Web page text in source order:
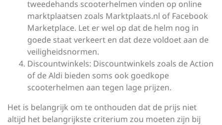
tweedehands scooterhelmen vinden op online
marktplaatsen zoals Marktplaats.nl of Facebook
Marketplace. Let er wel op dat de helm nog in
goede staat verkeert en dat deze voldoet aan de
veiligheidsnormen.
Discountwinkels: Discountwinkels zoals de Action
of de Aldi bieden soms ook goedkope
scooterhelmen aan tegen lage prijzen.
Het is belangrijk om te onthouden dat de prijs niet
altijd het belangrijkste criterium zou moeten zijn bij